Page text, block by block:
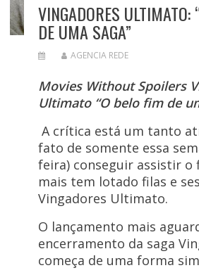
VINGADORES ULTIMATO:
DE UMA SAGA”
AGENCIA REDE
Movies Without Spoilers
Ultimato “O belo fim de
A crítica está um tanto
fato de somente essa
feira) conseguir assistir o
mais tem lotado filas e
Vingadores Ultimato.
O lançamento mais
encerramento da saga
começa de uma forma